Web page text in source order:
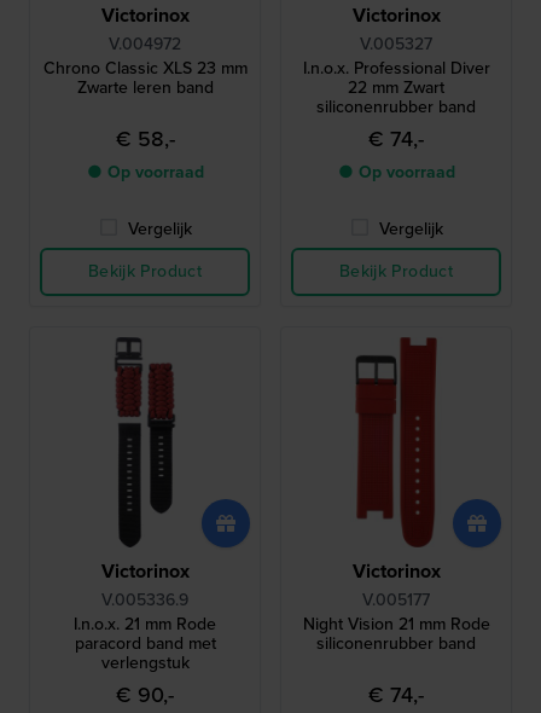
Victorinox
V.004972
Chrono Classic XLS 23 mm
Zwarte leren band
€ 58,-
● Op voorraad
Vergelijk
Bekijk Product
Victorinox
V.005327
I.n.o.x. Professional Diver
22 mm Zwart
siliconenrubber band
€ 74,-
● Op voorraad
Vergelijk
Bekijk Product
Victorinox
V.005336.9
I.n.o.x. 21 mm Rode
paracord band met
verlengstuk
€ 90,-
Victorinox
V.005177
Night Vision 21 mm Rode
siliconenrubber band
€ 74,-